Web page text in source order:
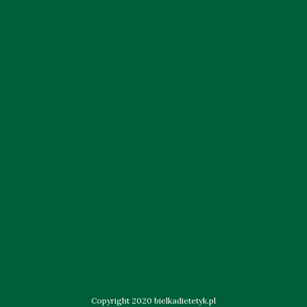
Copyright 2020 bielkadietetyk.pl